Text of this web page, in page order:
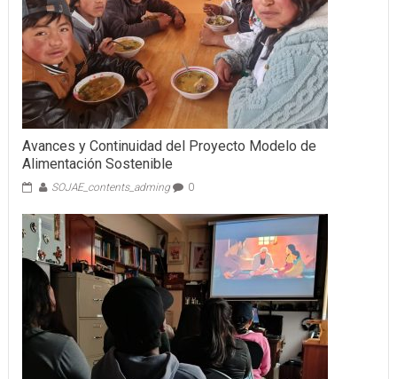
Avances y Continuidad del Proyecto Modelo de
Alimentación Sostenible
SOJAE_contents_adming 0